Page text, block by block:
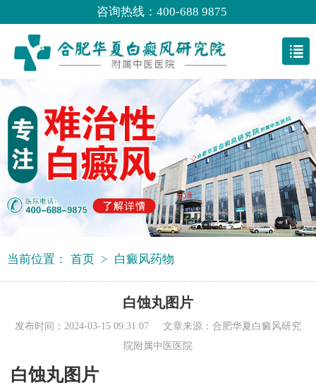
咨询热线：400-688 9875
当前位置： 首页 > 白癜风药物
白蚀丸图片
发布时间：2024-03-15 09:31:07 文章来源： 合肥华夏白癜风研究
院附属中医医院
白蚀丸图片